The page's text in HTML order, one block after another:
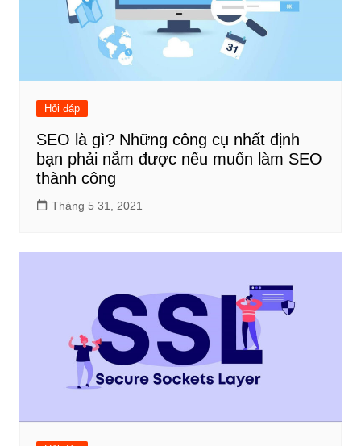
Hỏi đáp
SEO là gì? Những công cụ nhất định
bạn phải nắm được nếu muốn làm SEO
thành công
Tháng 5 31, 2021